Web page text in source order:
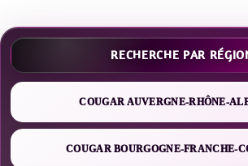
RECHERCHE PAR
COUGAR AUVERGNE-RHÔNE-
COUGAR BOURGOGNE-FRANCHE-